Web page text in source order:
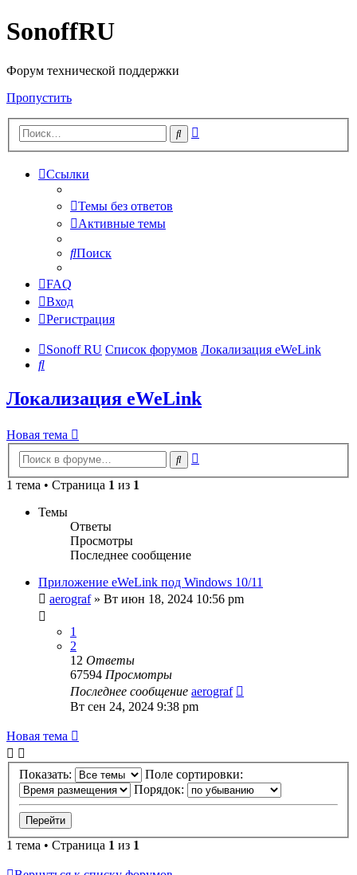
SonoffRU
Форум технической поддержки
Пропустить
Поиск
Ссылки
Темы без ответов
Активные темы
Поиск
FAQ
Вход
Регистрация
Sonoff RU Список форумов Локализация eWeLink
Поиск
Локализация eWeLink
Новая тема
Поиск
1 тема • Страница 1 из 1
Темы
Ответы
Просмотры
Последнее сообщение
Приложение eWeLink под Windows 10/11
aerograf» Вт июн 18, 2024 10:56 pm
1
2
12 Ответы
67594 Просмотры
Последнее сообщение aerograf
Вт сен 24, 2024 9:38 pm
Новая тема
Показать:
Поле сортировки:
Порядок:
1 тема • Страница 1 из 1